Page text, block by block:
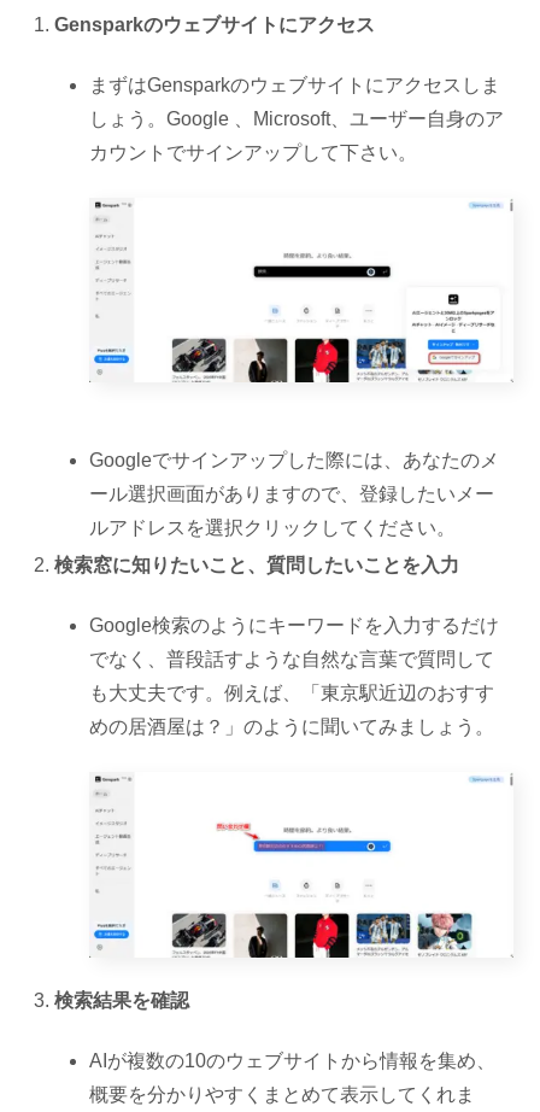
Gensparkのウェブサイトにアクセス
まずはGensparkのウェブサイトにアクセスしま
しょう。Google 、Microsoft、ユーザー自身のア
カウントでサインアップして下さい。
Googleでサインアップした際には、あなたのメ
ール選択画面がありますので、登録したいメー
ルアドレスを選択クリックしてください。
検索窓に知りたいこと、質問したいことを入力
Google検索のようにキーワードを入力するだけ
でなく、普段話すような自然な言葉で質問して
も大丈夫です。例えば、「東京駅近辺のおすす
めの居酒屋は？」のように聞いてみましょう。
検索結果を確認
AIが複数の10のウェブサイトから情報を集め、
概要を分かりやすくまとめて表示してくれま